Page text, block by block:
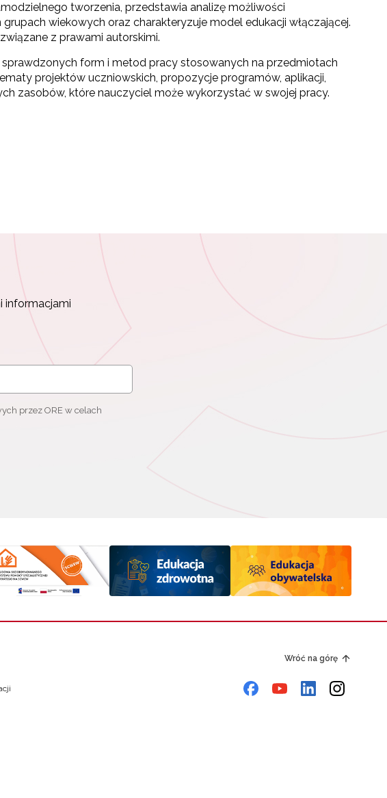
tworzenia, przedstawia analizę możliwości
wiekowych oraz charakteryzuje model edukacji włączającej.
z prawami autorskimi.
sprawdzonych form i metod pracy stosowanych na przedmiotach
projektów uczniowskich, propozycje programów, aplikacji,
zasobów, które nauczyciel może wykorzystać w swojej pracy.
informacjami
przez ORE w celach
Wróć na górę
przez ORE w